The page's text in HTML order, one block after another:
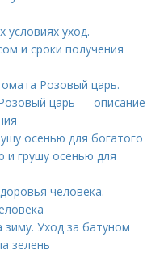
уход.
и сроки получения
Розовый царь.
царь — описание
осенью для богатого
грушу осенью для
человека.
зиму. Уход за батуном
зелень